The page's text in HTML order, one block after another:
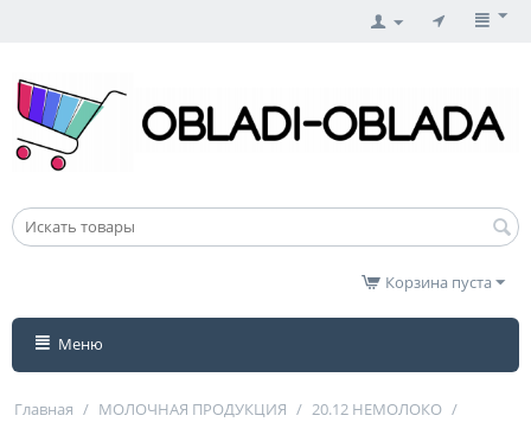
Корзина пуста
Меню
Главная / МОЛОЧНАЯ ПРОДУКЦИЯ / 20.12 НЕМОЛОКО /